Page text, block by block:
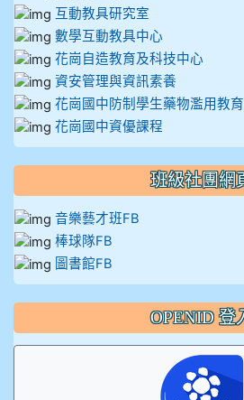
互動教具研究室
數學互動教具中心
花崗自造教育及科技中心
資安管理與資訊素養
花崗國中防制學生藥物濫用教
花崗國中資優課程
班級社團網
音樂藝才班FB
棒球隊FB
圖書館FB
OPENID 登